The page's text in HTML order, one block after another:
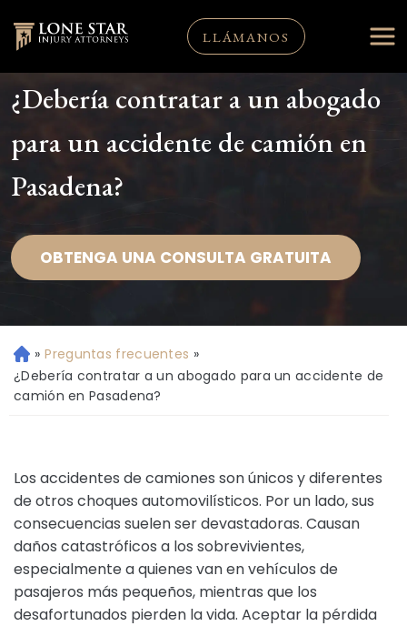
LLÁMANOS
¿Debería contratar a un abogado
para un accidente de camión en
Pasadena?
OBTENGA UNA CONSULTA GRATUITA
Ini
ci
o
» Preguntas frecuentes »
¿Debería contratar a un abogado para un accidente de
camión en Pasadena?
Los accidentes de camiones son únicos y diferentes
de otros choques automovilísticos. Por un lado, sus
consecuencias suelen ser devastadoras. Causan
daños catastróficos a los sobrevivientes,
especialmente a quienes van en vehículos de
pasajeros más pequeños, mientras que los
desafortunados pierden la vida. Aceptar la pérdida